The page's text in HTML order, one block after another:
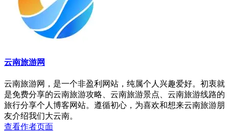
云南旅游网
云南旅游网，是一个非盈利网站，纯属个人兴趣爱好。初衷就
是免费分享的云南旅游攻略、云南旅游景点、云南旅游线路的
旅行分享个人博客网站。遵循初心，为喜欢和想来云南旅游朋
友介绍我们大云南。
查看作者页面